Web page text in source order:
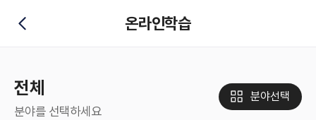
뒤로가기 온라인학습
전체
분야를 선택하세요
분야선택